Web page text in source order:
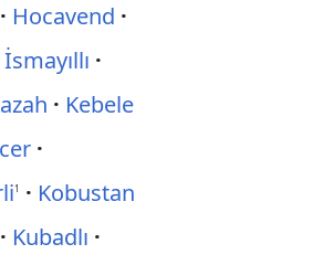
Hocavend
İsmayıllı
Kebele
1
Kobustan
Kubadlı